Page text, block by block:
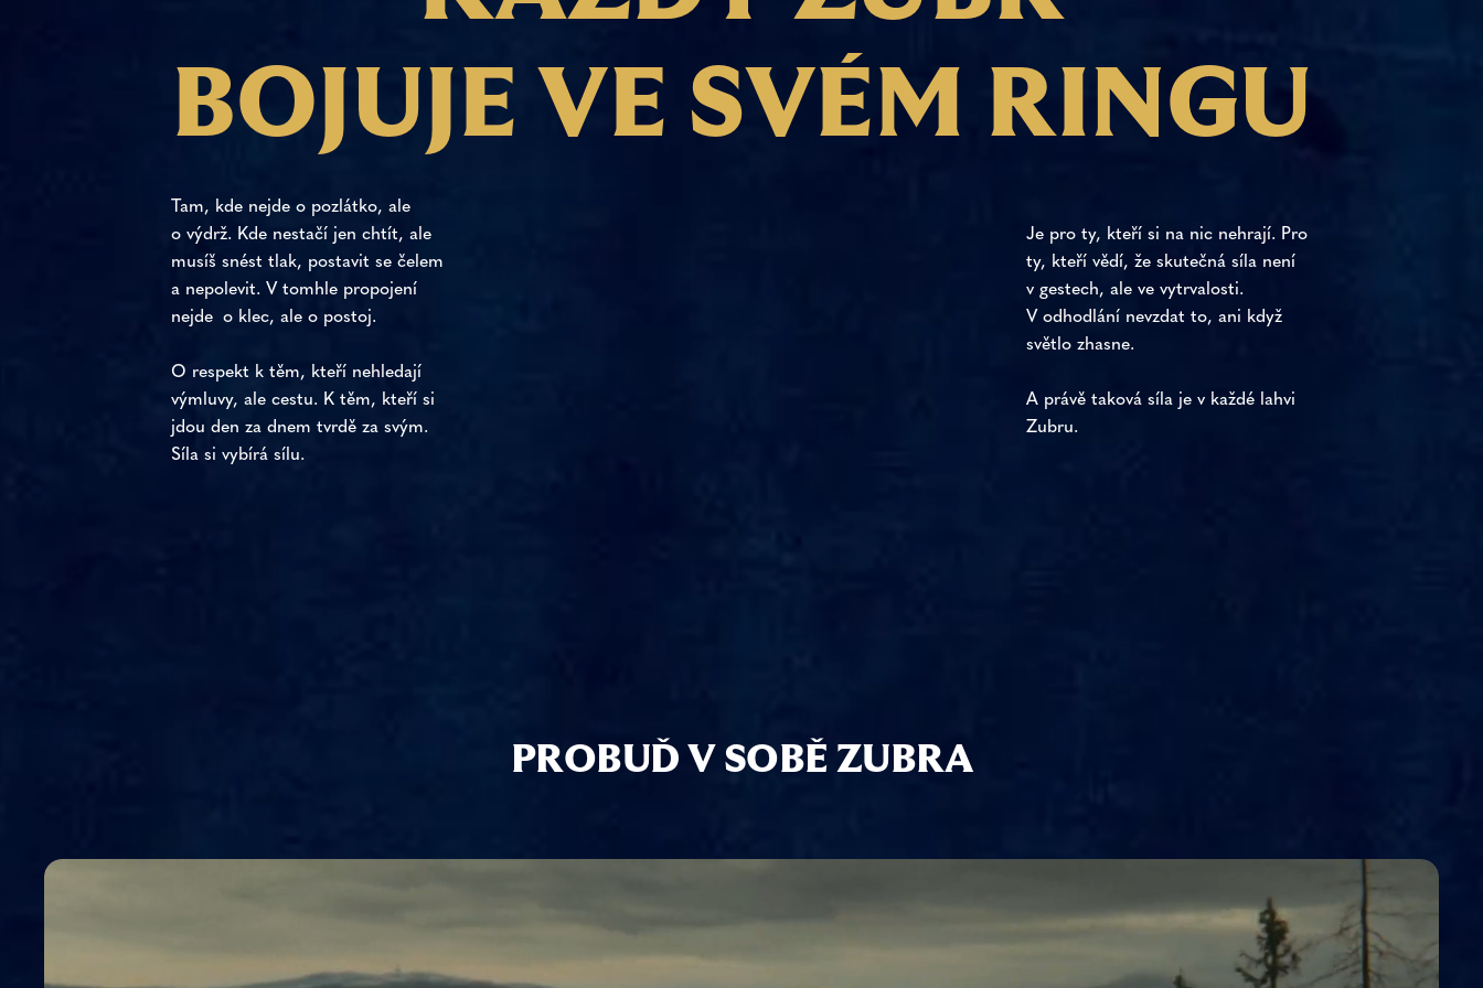
BOJUJE VE SVÉM RINGU
Tam, kde nejde o pozlátko, ale
o výdrž. Kde nestačí jen chtít, ale
musíš snést tlak, postavit se čelem
a nepolevit. V tomhle propojení
nejde o klec, ale o postoj.
O respekt k těm, kteří nehledají
výmluvy, ale cestu. K těm, kteří si
jdou den za dnem tvrdě za svým.
Síla si vybírá sílu.
Je pro ty, kteří si na nic nehrají. Pro
ty, kteří vědí, že skutečná síla není
v gestech, ale ve vytrvalosti.
V odhodlání nevzdat to, ani když
světlo zhasne.
A právě taková síla je v každé lahvi
Zubru.
PROBUĎ V SOBĚ ZUBRA